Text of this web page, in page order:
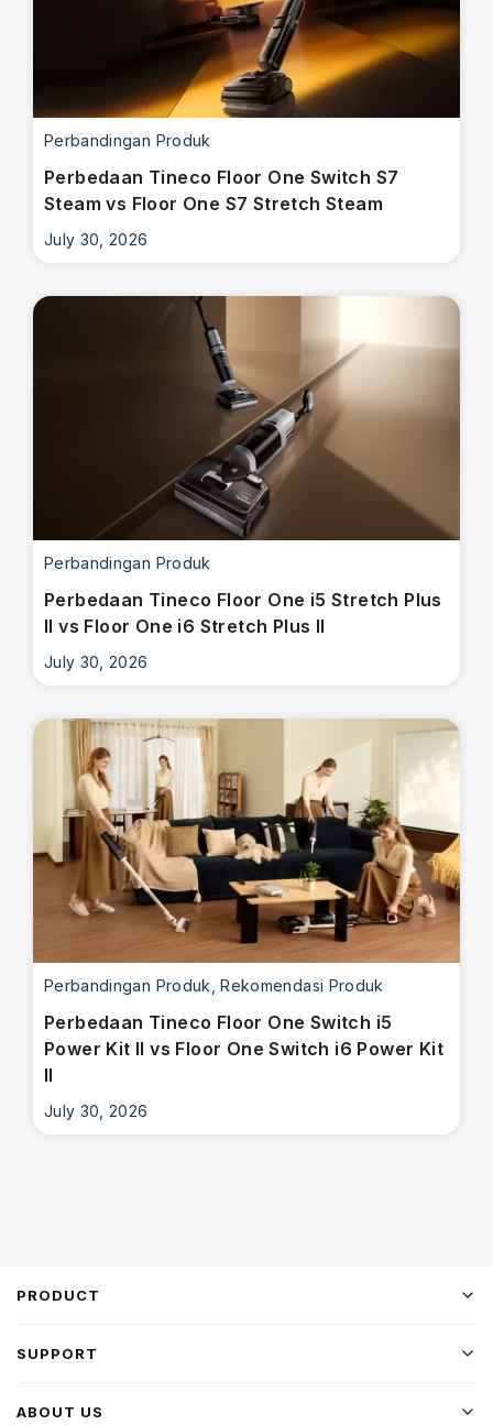
Perbandingan Produk
Perbedaan Tineco Floor One Switch S7
Steam vs Floor One S7 Stretch Steam
July 30, 2026
Perbandingan Produk
Perbedaan Tineco Floor One i5 Stretch Plus
II vs Floor One i6 Stretch Plus II
July 30, 2026
Perbandingan Produk ,Rekomendasi Produk
Perbedaan Tineco Floor One Switch i5
Power Kit II vs Floor One Switch i6 Power Kit
II
July 30, 2026
PRODUCT
SUPPORT
ABOUT US